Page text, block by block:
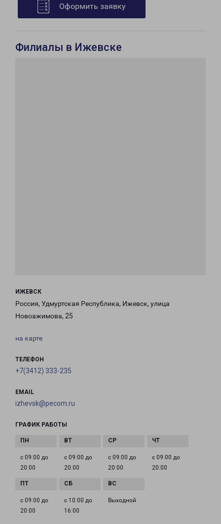
Оформить заявку
Филиалы в Ижевске
ИЖЕВСК
Россия, Удмуртская Республика, Ижевск, улица
Новоажимова, 25
на карте
ТЕЛЕФОН
+7(3412) 333-235
EMAIL
izhevsk@pecom.ru
ГРАФИК РАБОТЫ
с 09:00 до
20:00
с 09:00 до
20:00
с 09:00 до
20:00
с 09:00 до
20:00
с 09:00 до
20:00
с 10:00 до
16:00
Выходной